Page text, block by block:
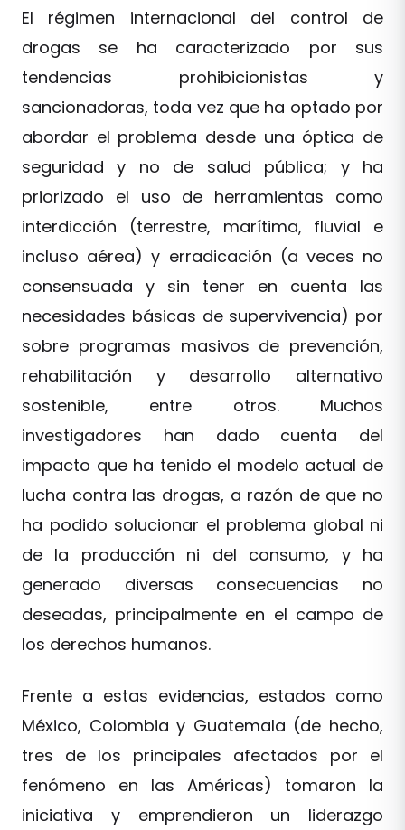
El régimen internacional del control de
drogas se ha caracterizado por sus
tendencias prohibicionistas y
sancionadoras, toda vez que ha optado por
abordar el problema desde una óptica de
seguridad y no de salud pública; y ha
priorizado el uso de herramientas como
interdicción (terrestre, marítima, fluvial e
incluso aérea) y erradicación (a veces no
consensuada y sin tener en cuenta las
necesidades básicas de supervivencia) por
sobre programas masivos de prevención,
rehabilitación y desarrollo alternativo
sostenible, entre otros. Muchos
investigadores han dado cuenta del
impacto que ha tenido el modelo actual de
lucha contra las drogas, a razón de que no
ha podido solucionar el problema global ni
de la producción ni del consumo, y ha
generado diversas consecuencias no
deseadas, principalmente en el campo de
los derechos humanos.
Frente a estas evidencias, estados como
México, Colombia y Guatemala (de hecho,
tres de los principales afectados por el
fenómeno en las Américas) tomaron la
iniciativa y emprendieron un liderazgo